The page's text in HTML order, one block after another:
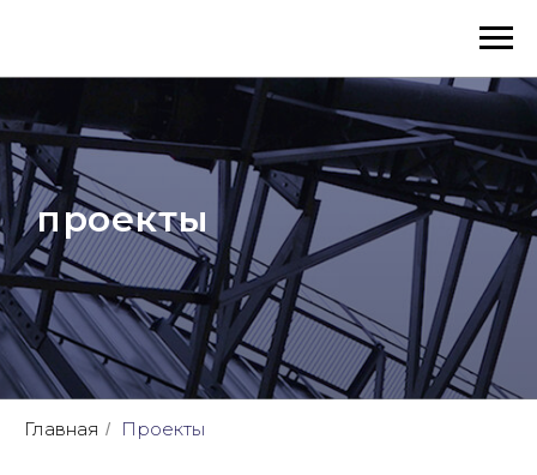
проекты
Главная / Проекты